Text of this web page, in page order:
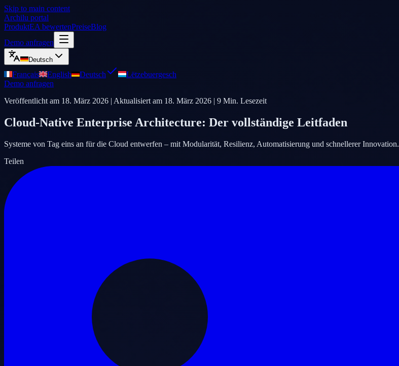
Skip to main content
Archilu portal
ProduktEA bewertenPreiseBlog
Demo anfragen
Deutsch
Français English Deutsch
Lëtzebuergesch
Demo anfragen
Veröffentlicht am 18. März 2026 | Aktualisiert am 18. März 2026 | 9 Min. Lesezeit
Cloud-Native Enterprise Architecture: Der vollständige Leitfaden
Systeme von Tag eins an für die Cloud entwerfen – mit Modularität, Resilienz, Automatisierung und schnellerer Innovation.
Teilen